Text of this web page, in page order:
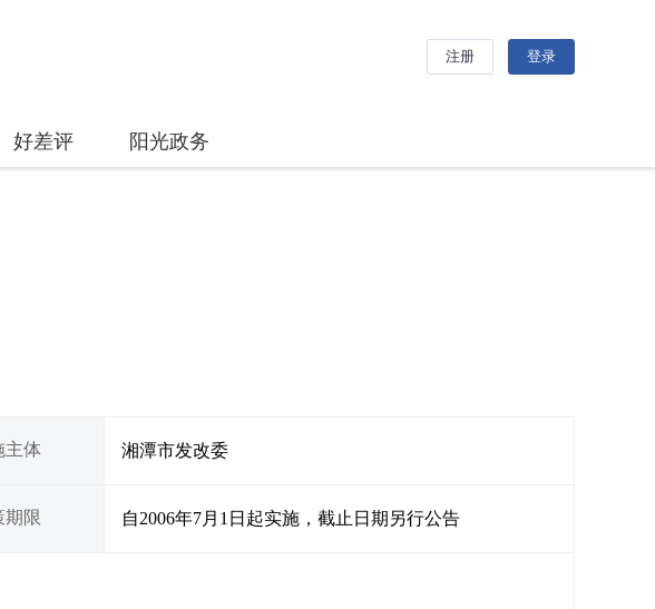
注册 登录
好差评 阳光政务
主体 湘潭市发改委
期限 自2006年7月1日起实施，截止日期另行公告